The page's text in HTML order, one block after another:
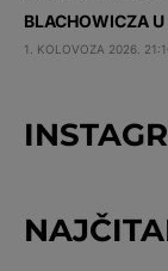
BLACHOWICZA U
1. KOLOVOZA 2026.